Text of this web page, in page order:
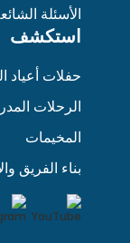
الأسئلة
استكشف
حفلات أعياد
الرحلات
المخيمات
بناء الفريق